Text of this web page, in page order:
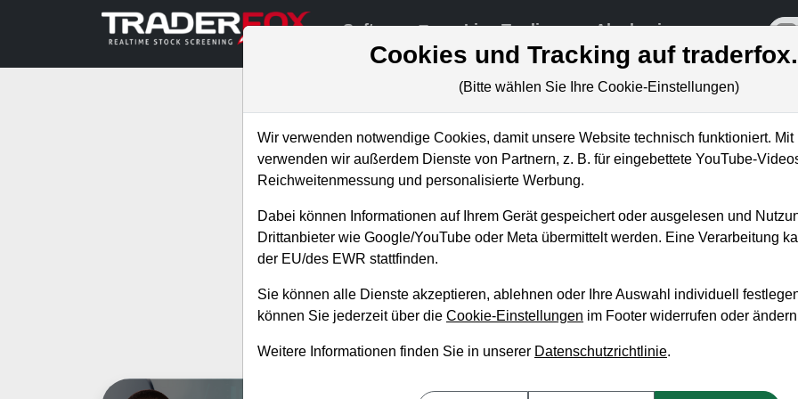
Software Live-Trading Akademie
Blog
Abonniere jetzt unseren wöchentlichen kostenlosen Newsletter, um
neuen Aktienanalysen oder Weiterentwicklungen zu
Cookies und Tracking auf
(Bitte wählen Sie Ihre Cookie-Einstellungen)
Wir verwenden notwendige Cookies, damit unsere Website technisch funktioniert.
verwenden wir außerdem Dienste von Partnern, z. B. für eingebettete YouTube-
Reichweitenmessung und personalisierte Werbung.
Dabei können Informationen auf Ihrem Gerät gespeichert oder ausgelesen und
Drittanbieter wie Google/YouTube oder Meta übermittelt werden. Eine Verarbeitung
der EU/des EWR stattfinden.
Sie können alle Dienste akzeptieren, ablehnen oder Ihre Auswahl individuell
können Sie jederzeit über die Cookie-Einstellungen im Footer widerrufen oder
Weitere Informationen finden Sie in unserer Datenschutzrichtlinie.